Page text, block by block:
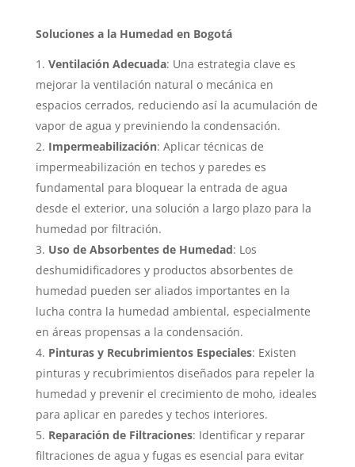
Soluciones a la Humedad en Bogotá
Ventilación Adecuada: Una estrategia clave es
mejorar la ventilación natural o mecánica en
espacios cerrados, reduciendo así la acumulación de
vapor de agua y previniendo la condensación.
Impermeabilización: Aplicar técnicas de
impermeabilización en techos y paredes es
fundamental para bloquear la entrada de agua
desde el exterior, una solución a largo plazo para la
humedad por filtración.
Uso de Absorbentes de Humedad: Los
deshumidificadores y productos absorbentes de
humedad pueden ser aliados importantes en la
lucha contra la humedad ambiental, especialmente
en áreas propensas a la condensación.
Pinturas y Recubrimientos Especiales: Existen
pinturas y recubrimientos diseñados para repeler la
humedad y prevenir el crecimiento de moho, ideales
para aplicar en paredes y techos interiores.
Reparación de Filtraciones: Identificar y reparar
filtraciones de agua y fugas es esencial para evitar